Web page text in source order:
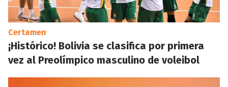
Certamen
¡Histórico! Bolivia se clasifica por primera
vez al Preolímpico masculino de voleibol